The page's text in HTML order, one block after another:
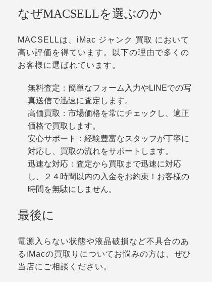
なぜMACSELLを選ぶのか
MACSELLは、iMac ジャンク 買取 において
高い評価を得ています。以下の理由で多くの
お客様に選ばれています。
無料査定：簡単なフォーム入力やLINEでの写
真送信で迅速に査定します。
高価買取：市場価格を常にチェックし、適正
価格で買取します。
安心サポート：経験豊富なスタッフが丁寧に
対応し、買取の流れをサポートします。
迅速な対応：査定から買取まで迅速に対応
し、２４時間以内の入金をお約束！お客様の
時間を無駄にしません。
最後に
電源入らない状態や液晶破損など不具合のあ
るiMacの買取りについてお悩みの方は、ぜひ
当店にご相談ください。